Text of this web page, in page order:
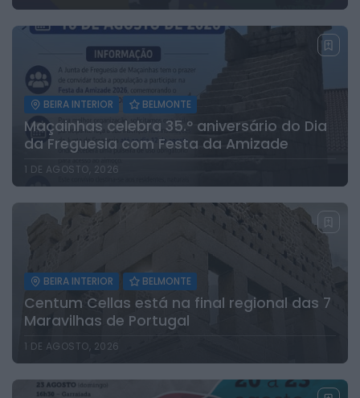
BEIRA INTERIOR BELMONTE
Maçainhas celebra 35.º aniversário do Dia
da Freguesia com Festa da Amizade
1 DE AGOSTO, 2026
BEIRA INTERIOR BELMONTE
Centum Cellas está na final regional das 7
Maravilhas de Portugal
1 DE AGOSTO, 2026